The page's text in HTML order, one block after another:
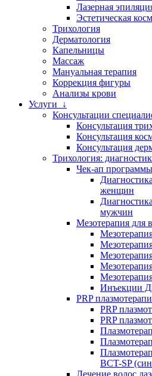
Лазерная
Эстетическая
Трихология
Дерматология
Капельницы
Массаж
Мануальная терапия
Коррекция фигуры
Анализы крови
Услуги ↓
Консультации
Консультация
Консультация
Консультация
Трихология:
Чек-ап
женщин
мужчин
Мезотерапия для
Инъекции
PRP
PRP
PRP
BCT-SP
Лечение волос